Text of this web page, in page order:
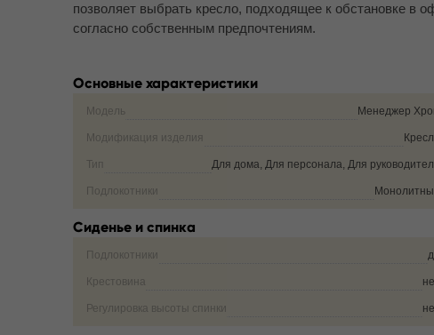
позволяет выбрать кресло, подходящее к обстановке в
согласно собственным предпочтениям.
Основные характеристики
Модель Менеджер
Модификация изделия
Тип Для дома, Для персонала, Для
Подлокотники
Сиденье и спинка
Подлокотники
Крестовина
Регулировка высоты спинки